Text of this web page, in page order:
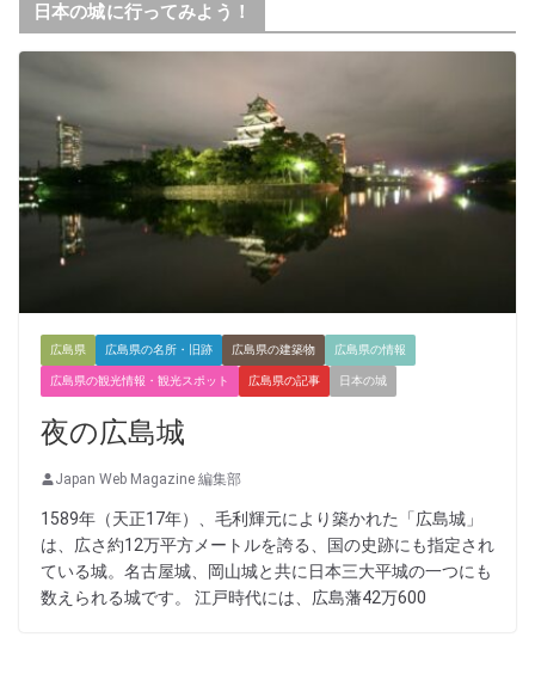
日本の城に行ってみよう！
広島県 広島県の名所・旧跡 広島県の建築物 広島県の情報
広島県の観光情報・観光スポット 広島県の記事 日本の城
夜の広島城
Japan Web Magazine 編集部
1589年（天正17年）、毛利輝元により築かれた「広島城」
は、広さ約12万平方メートルを誇る、国の史跡にも指定され
ている城。名古屋城、岡山城と共に日本三大平城の一つにも
数えられる城です。 江戸時代には、広島藩42万600